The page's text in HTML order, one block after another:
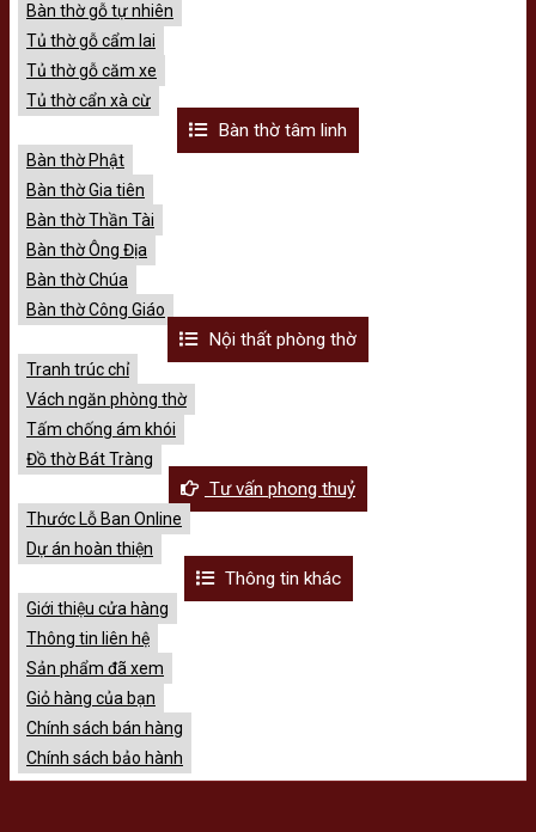
Bàn thờ gỗ tự nhiên
Tủ thờ gỗ cẩm lai
Tủ thờ gỗ căm xe
Tủ thờ cẩn xà cừ
Bàn thờ tâm linh
Bàn thờ Phật
Bàn thờ Gia tiên
Bàn thờ Thần Tài
Bàn thờ Ông Địa
Bàn thờ Chúa
Bàn thờ Công Giáo
Nội thất phòng thờ
Tranh trúc chỉ
Vách ngăn phòng thờ
Tấm chống ám khói
Đồ thờ Bát Tràng
Tư vấn phong thuỷ
Thước Lỗ Ban Online
Dự án hoàn thiện
Thông tin khác
Giới thiệu cửa hàng
Thông tin liên hệ
Sản phẩm đã xem
Giỏ hàng của bạn
Chính sách bán hàng
Chính sách bảo hành